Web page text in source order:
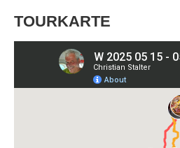
TOURKARTE